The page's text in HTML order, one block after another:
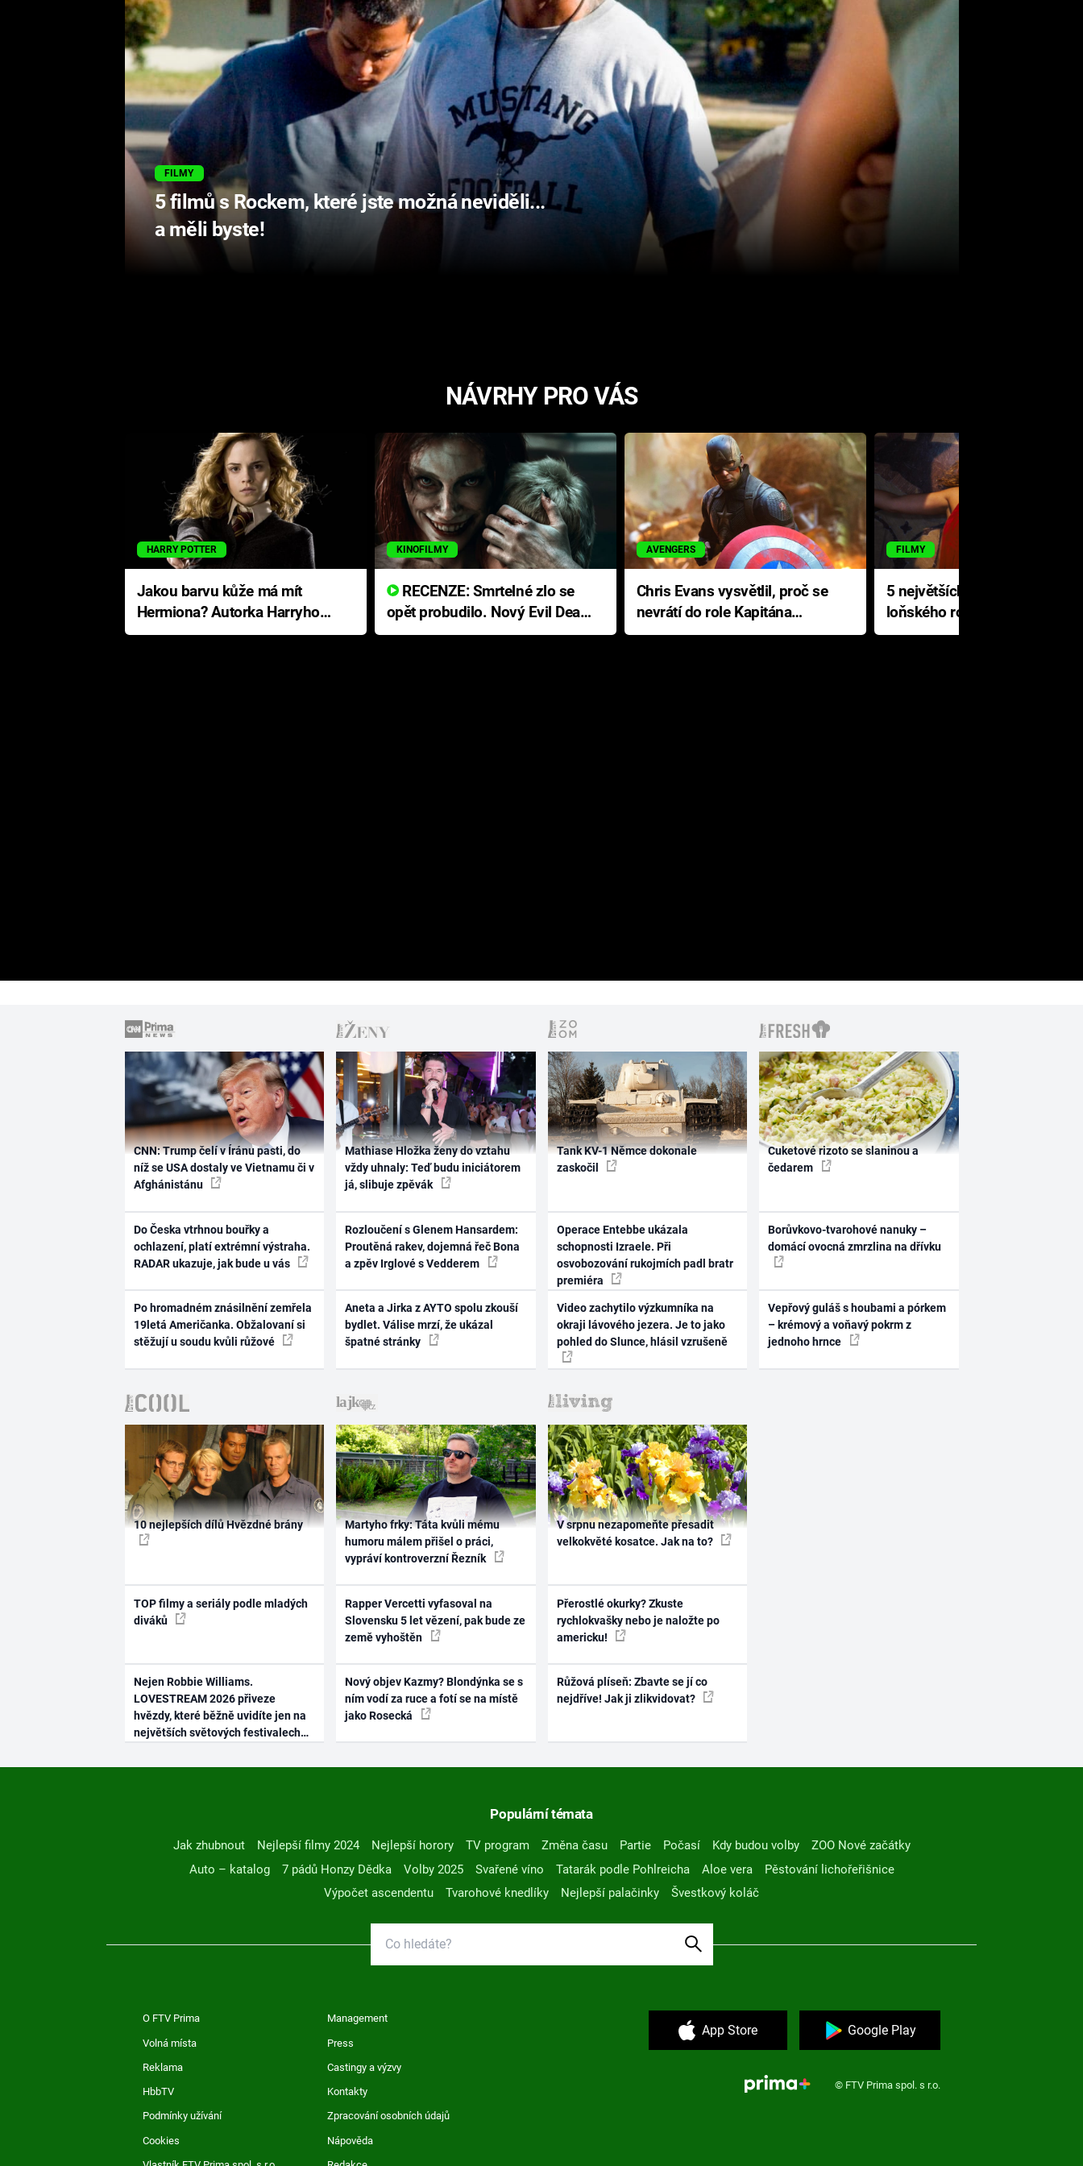
FILMY
5 filmů s Rockem, které jste možná neviděli...
a měli byste!
NÁVRHY PRO VÁS
HARRY POTTER
Jakou barvu kůže má mít
Hermiona? Autorka Harryho
Pottera přišla s ráznou
KINOFILMY
RECENZE: Smrtelné zlo se
opět probudilo. Nový Evil Dead
přichází s neodolatelnou
AVENGERS
Chris Evans vysvětlil, proč se
nevrátí do role Kapitána
Ameriky
FILMY
5 největších propadáků
loňského roku: Disney na
jediné katastrofě prodělal 200
CNN: Trump čelí v Íránu pasti, do
níž se USA dostaly ve Vietnamu či v
Afghánistánu
Do Česka vtrhnou bouřky a
ochlazení, platí extrémní výstraha.
RADAR ukazuje, jak bude u vás
Po hromadném znásilnění zemřela
19letá Američanka. Obžalovaní si
stěžují u soudu kvůli růžové
Mathiase Hložka ženy do vztahu
vždy uhnaly: Teď budu iniciátorem
já, slibuje zpěvák
Rozloučení s Glenem Hansardem:
Proutěná rakev, dojemná řeč Bona
a zpěv Irglové s Vedderem
Aneta a Jirka z AYTO spolu zkouší
bydlet. Válise mrzí, že ukázal
špatné stránky
Tank KV-1 Němce dokonale
zaskočil
Operace Entebbe ukázala
schopnosti Izraele. Při
osvobozování rukojmích padl bratr
premiéra
Video zachytilo výzkumníka na
okraji lávového jezera. Je to jako
pohled do Slunce, hlásil vzrušeně
Cuketové rizoto se slaninou a
čedarem
Borůvkovo-tvarohové nanuky –
domácí ovocná zmrzlina na dřívku
Vepřový guláš s houbami a pórkem
– krémový a voňavý pokrm z
jednoho hrnce
10 nejlepších dílů Hvězdné brány
TOP filmy a seriály podle mladých
diváků
Nejen Robbie Williams.
LOVESTREAM 2026 přiveze
hvězdy, které běžně uvidíte jen na
největších světových festivalech
Martyho frky: Táta kvůli mému
humoru málem přišel o práci,
vypráví kontroverzní Řezník
Rapper Vercetti vyfasoval na
Slovensku 5 let vězení, pak bude ze
země vyhoštěn
Nový objev Kazmy? Blondýnka se s
ním vodí za ruce a fotí se na místě
jako Rosecká
V srpnu nezapomeňte přesadit
velkokvěté kosatce. Jak na to?
Přerostlé okurky? Zkuste
rychlokvašky nebo je naložte po
americku!
Růžová plíseň: Zbavte se jí co
nejdříve! Jak ji zlikvidovat?
Populární témata
Jak zhubnout Nejlepší filmy 2024 Nejlepší horory TV program Změna času Partie Počasí Kdy budou volby
ZOO Nové začátky
Auto – katalog
7 pádů Honzy Dědka Volby 2025 Svařené víno Tatarák podle Pohlreicha Aloe vera
Pěstování lichořeřišnice
Výpočet ascendentu
Tvarohové knedlíky Nejlepší palačinky Švestkový koláč
O FTV Prima Management
Volná místa Press
Reklama Castingy a výzvy
HbbTV Kontakty
Podmínky užívání Zpracování osobních údajů
Cookies Nápověda
App Store Google Play
© FTV Prima spol. s r.o.